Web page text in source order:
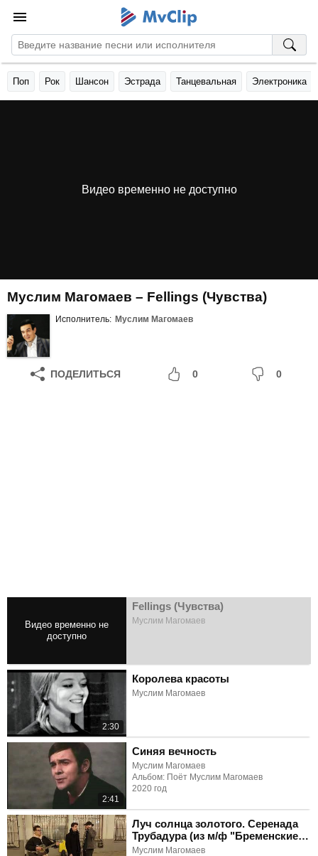
Поп Рок Шансон Эстрада Танцевальная Электроника
Видео временно не доступно
Муслим Магомаев – Fellings (Чувства)
Исполнитель: Муслим Магомаев
ПОДЕЛИТЬСЯ 0 0
Fellings (Чувства)
Муслим Магомаев
2:30
Королева красоты
Муслим Магомаев
2:41
Синяя вечность
Муслим Магомаев
Альбом: Поёт Муслим Магомаев
2020 год
Луч солнца золотого. Серенада
Трубадура (из м/ф "Бременские
музыканты")
Муслим Магомаев